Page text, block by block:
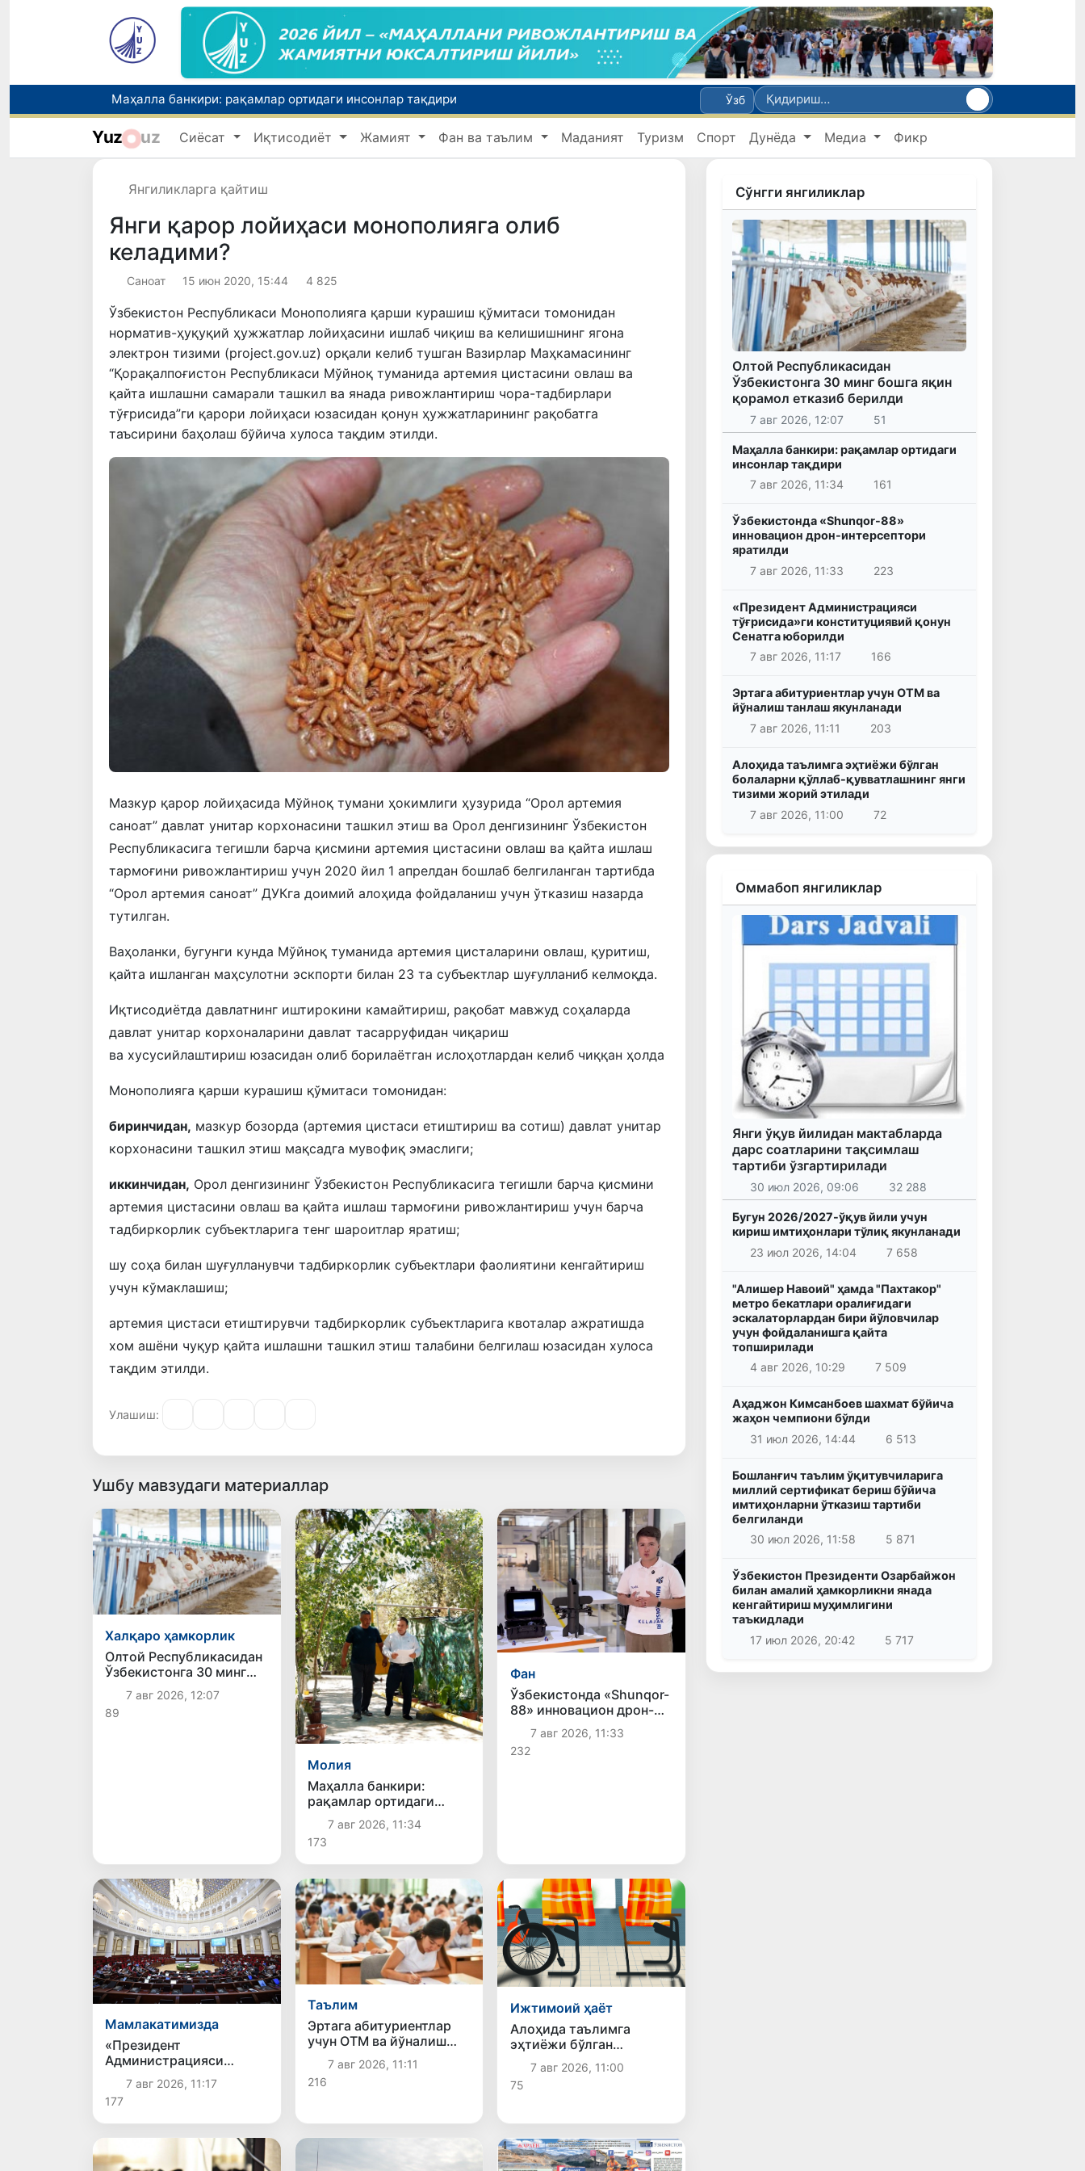
Маҳалла банкири: рақамлар ортидаги инсонлар тақдири
Ўзбекистонда «Shunqor-88» инновацион дрон-интерсептори яратилди
«Президент Администрацияси тўғрисида»ги конституциявий қонун Сенатга юборилди
Ўзб
Yuz uz Сиёсат Иқтисодиёт Жамият Фан ва таълим Маданият Туризм Спорт Дунёда Медиа Фикр
Янгиликларга қайтиш
Янги қарор лойиҳаси монополияга олиб
келадими?
Саноат 15 июн 2020, 15:44 4 825
Ўзбекистон Республикаси Монополияга қарши курашиш қўмитаси томонидан
норматив-ҳуқуқий ҳужжатлар лойиҳасини ишлаб чиқиш ва келишишнинг ягона
электрон тизими (project.gov.uz) орқали келиб тушган Вазирлар Маҳкамасининг
“Қорақалпоғистон Республикаси Мўйноқ туманида артемия цистасини овлаш ва
қайта ишлашни самарали ташкил ва янада ривожлантириш чора-тадбирлари
тўғрисида”ги қарори лойиҳаси юзасидан қонун ҳужжатларининг рақобатга
таъсирини баҳолаш бўйича хулоса тақдим этилди.
Мазкур қарор лойиҳасида Мўйноқ тумани ҳокимлиги ҳузурида “Орол артемия
саноат” давлат унитар корхонасини ташкил этиш ва Орол денгизининг Ўзбекистон
Республикасига тегишли барча қисмини артемия цистасини овлаш ва қайта ишлаш
тармоғини ривожлантириш учун 2020 йил 1 апрелдан бошлаб белгиланган тартибда
“Орол артемия саноат” ДУКга доимий алоҳида фойдаланиш учун ўтказиш назарда
тутилган.
Ваҳоланки, бугунги кунда Мўйноқ туманида артемия цисталарини овлаш, қуритиш,
қайта ишланган маҳсулотни эскпорти билан 23 та субъектлар шуғулланиб келмоқда.
Иқтисодиётда давлатнинг иштирокини камайтириш, рақобат мавжуд соҳаларда
давлат унитар корхоналарини давлат тасарруфидан чиқариш
ва хусусийлаштириш юзасидан олиб борилаётган ислоҳотлардан келиб чиққан ҳолда
Монополияга қарши курашиш қўмитаси томонидан:
биринчидан, мазкур бозорда (артемия цистаси етиштириш ва сотиш) давлат унитар
корхонасини ташкил этиш мақсадга мувофиқ эмаслиги;
иккинчидан, Орол денгизининг Ўзбекистон Республикасига тегишли барча қисмини
артемия цистасини овлаш ва қайта ишлаш тармоғини ривожлантириш учун барча
тадбиркорлик субъектларига тенг шароитлар яратиш;
шу соҳа билан шуғулланувчи тадбиркорлик субъектлари фаолиятини кенгайтириш
учун кўмаклашиш;
артемия цистаси етиштирувчи тадбиркорлик субъектларига квоталар ажратишда
хом ашёни чуқур қайта ишлашни ташкил этиш талабини белгилаш юзасидан хулоса
тақдим этилди.
Улашиш:
Ушбу мавзудаги материаллар
Халқаро ҳамкорлик
Олтой Республикасидан
Ўзбекистонга 30 минг
бошга яқин қорамол
етказиб берилди
7 авг 2026, 12:07
89
Молия
Маҳалла банкири:
рақамлар ортидаги
инсонлар тақдири
7 авг 2026, 11:34
173
Фан
Ўзбекистонда «Shunqor-
88» инновацион дрон-
интерсептори яратилди
7 авг 2026, 11:33
232
Мамлакатимизда
«Президент
Администрацияси
тўғрисида»ги
конституциявий қонун
Сенатга юборилди
7 авг 2026, 11:17
177
Таълим
Эртага абитуриентлар
учун ОТМ ва йўналиш
танлаш якунланади
7 авг 2026, 11:11
216
Ижтимоий ҳаёт
Алоҳида таълимга
эҳтиёжи бўлган
болаларни қўллаб-
қувватлашнинг янги
тизими жорий этилади
7 авг 2026, 11:00
75
Сўнгги янгиликлар
Олтой Республикасидан
Ўзбекистонга 30 минг бошга яқин
қорамол етказиб берилди
7 авг 2026, 12:07 51
Маҳалла банкири: рақамлар ортидаги
инсонлар тақдири
7 авг 2026, 11:34
161
Ўзбекистонда «Shunqor-88»
инновацион дрон-интерсептори
яратилди
7 авг 2026, 11:33
223
«Президент Администрацияси
тўғрисида»ги конституциявий қонун
Сенатга юборилди
7 авг 2026, 11:17
166
Эртага абитуриентлар учун ОТМ ва
йўналиш танлаш якунланади
7 авг 2026, 11:11
203
Алоҳида таълимга эҳтиёжи бўлган
болаларни қўллаб-қувватлашнинг янги
тизими жорий этилади
7 авг 2026, 11:00
72
Оммабоп янгиликлар
Янги ўқув йилидан мактабларда
дарс соатларини тақсимлаш
тартиби ўзгартирилади
30 июл 2026, 09:06 32 288
Бугун 2026/2027-ўқув йили учун
кириш имтиҳонлари тўлиқ якунланади
23 июл 2026, 14:04
7 658
"Алишер Навоий" ҳамда "Пахтакор"
метро бекатлари оралиғидаги
эскалаторлардан бири йўловчилар
учун фойдаланишга қайта
топширилади
4 авг 2026, 10:29
7 509
Аҳаджон Кимсанбоев шахмат бўйича
жаҳон чемпиони бўлди
31 июл 2026, 14:44
6 513
Бошланғич таълим ўқитувчиларига
миллий сертификат бериш бўйича
имтиҳонларни ўтказиш тартиби
белгиланди
30 июл 2026, 11:58
5 871
Ўзбекистон Президенти Озарбайжон
билан амалий ҳамкорликни янада
кенгайтириш муҳимлигини
таъкидлади
17 июл 2026, 20:42
5 717